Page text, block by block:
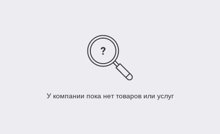
У компании пока нет товаров или услуг